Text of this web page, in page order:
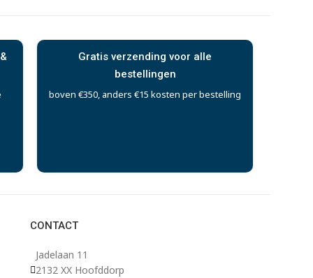
Gratis verzending voor alle
bestellingen
boven €350, anders €15 kosten per bestelling
CONTACT
Jadelaan 11
2132 XX Hoofddorp